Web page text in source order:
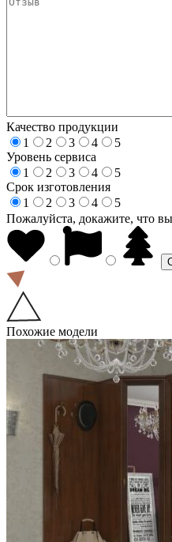
Качество продукции
1
2 3 4
5
Уровень сервиса
1
2 3 4
5
Срок изготовления
1
2 3 4
5
Пожалуйста, докажите, что
Похожие модели